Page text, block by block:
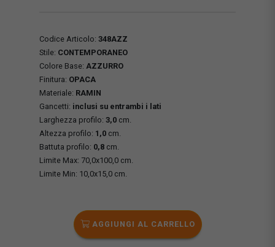
Codice Articolo: 348AZZ
Stile: CONTEMPORANEO
Colore Base: AZZURRO
Finitura: OPACA
Materiale: RAMIN
Gancetti: inclusi su entrambi i lati
Larghezza profilo: 3,0 cm.
Altezza profilo: 1,0 cm.
Battuta profilo: 0,8 cm.
Limite Max: 70,0x100,0 cm.
Limite Min: 10,0x15,0 cm.
AGGIUNGI AL CARRELLO